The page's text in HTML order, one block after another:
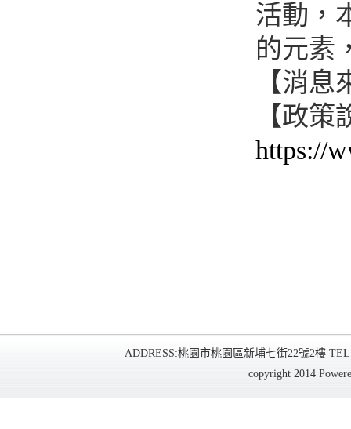
活動，
的元素
【消
【政
https://
ADDRESS:桃園市桃園區新埔七街22號2樓
copyright 2014